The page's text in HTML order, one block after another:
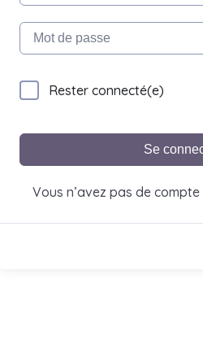
Rester connecté(e)
Se
Vous n’avez pas de compte